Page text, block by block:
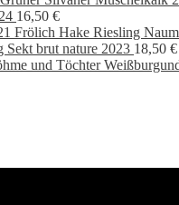
16,50 €
Frölich Hake Riesling
Sekt brut nature 2023 18,50 €
und Töchter